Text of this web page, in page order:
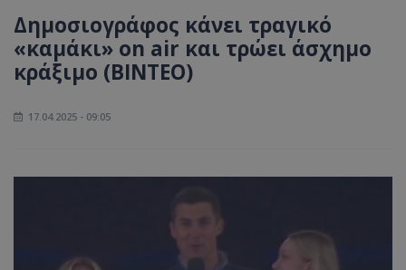
Δημοσιογράφος κάνει τραγικό
«καμάκι» on air και τρώει άσχημο
κράξιμο (ΒΙΝΤΕΟ)
17.04.2025 - 09:05